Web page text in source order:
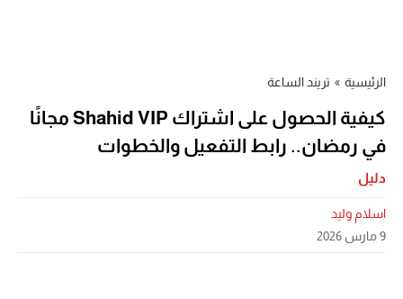
الرئيسية » تريند الساعة
كيفية الحصول على اشتراك Shahid VIP مجانًا
في رمضان.. رابط التفعيل والخطوات
دليل
اسلام وليد
9 مارس 2026